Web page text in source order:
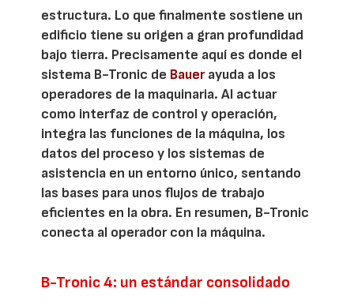
estructura. Lo que finalmente sostiene un
edificio tiene su origen a gran profundidad
bajo tierra. Precisamente aquí es donde el
sistema B-Tronic de Bauerayuda a los
operadores de la maquinaria. Al actuar
como interfaz de control y operación,
integra las funciones de la máquina, los
datos del proceso y los sistemas de
asistencia en un entorno único, sentando
las bases para unos flujos de trabajo
eficientes en la obra. En resumen, B-Tronic
conecta al operador con la máquina.
B-Tronic 4: un estándar consolidado